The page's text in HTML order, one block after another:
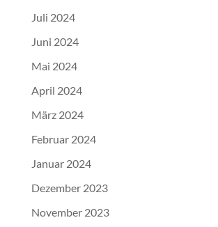
Juli 2024
Juni 2024
Mai 2024
April 2024
März 2024
Februar 2024
Januar 2024
Dezember 2023
November 2023